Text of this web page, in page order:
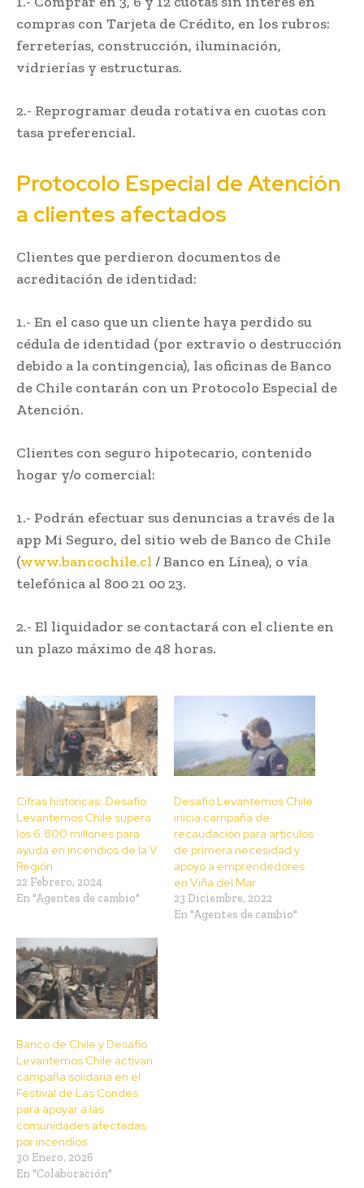
compras con Tarjeta de Crédito, en los rubros:
ferreterías, construcción, iluminación,
vidrierías y estructuras.
2.- Reprogramar deuda rotativa en cuotas con
tasa preferencial.
Protocolo Especial de Atención
a clientes afectados
Clientes que perdieron documentos de
acreditación de identidad:
1.- En el caso que un cliente haya perdido su
cédula de identidad (por extravío o destrucción
debido a la contingencia), las oficinas de Banco
de Chile contarán con un Protocolo Especial de
Atención.
Clientes con seguro hipotecario, contenido
hogar y/o comercial:
1.- Podrán efectuar sus denuncias a través de la
app Mi Seguro, del sitio web de Banco de Chile
(www.bancochile.cl / Banco en Línea), o vía
telefónica al 800 21 00 23.
2.- El liquidador se contactará con el cliente en
un plazo máximo de 48 horas.
Cifras históricas: Desafío
Levantemos Chile supera
los 6.800 millones para
ayuda en incendios de la V
Región
22 Febrero, 2024
En "Agentes de cambio"
Desafío Levantemos Chile
inicia campaña de
recaudación para artículos
de primera necesidad y
apoyo a emprendedores
en Viña del Mar
23 Diciembre, 2022
En "Agentes de cambio"
Banco de Chile y Desafío
Levantemos Chile activan
campaña solidaria en el
Festival de Las Condes
para apoyar a las
comunidades afectadas
por incendios
30 Enero, 2026
En "Colaboración"